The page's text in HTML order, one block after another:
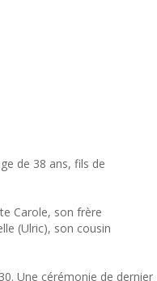
de 38 ans, fils de
Carole, son frère
(Ulric), son cousin
Une cérémonie de dernier